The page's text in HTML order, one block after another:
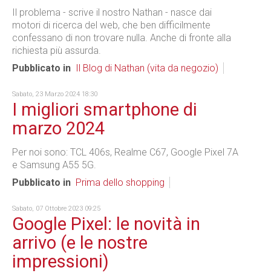
Il problema - scrive il nostro Nathan - nasce dai
motori di ricerca del web, che ben difficilmente
confessano di non trovare nulla. Anche di fronte alla
richiesta più assurda.
Pubblicato in
Il Blog di Nathan (vita da negozio)
Sabato, 23 Marzo 2024 18:30
I migliori smartphone di
marzo 2024
Per noi sono: TCL 406s, Realme C67, Google Pixel 7A
e Samsung A55 5G.
Pubblicato in Prima dello shopping
Sabato, 07 Ottobre 2023 09:25
Google Pixel: le novità in
arrivo (e le nostre
impressioni)